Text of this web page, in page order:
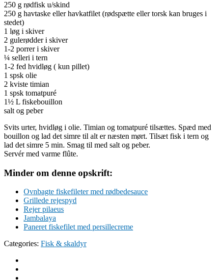
250 g rødfisk u/skind
250 g havtaske eller havkatfilet (rødspætte eller torsk kan bruges i
stedet)
1 løg i skiver
2 gulerødder i skiver
1-2 porrer i skiver
¼ selleri i tern
1-2 fed hvidløg ( kun pillet)
1 spsk olie
2 kviste timian
1 spsk tomatpuré
1½ L fiskebouillon
salt og peber
Svits urter, hvidløg i olie. Timian og tomatpuré tilsættes. Spæd med
bouillon og lad det simre til alt er næsten mørt. Tilsæt fisk i tern og
lad det simre 5 min. Smag til med salt og peber.
Servér med varme flûte.
Minder om denne opskrift:
Ovnbagte fiskefileter med rødbedesauce
Grillede rejespyd
Rejer pilaeus
Jambalaya
Paneret fiskefilet med persillecreme
Categories: Fisk & skaldyr